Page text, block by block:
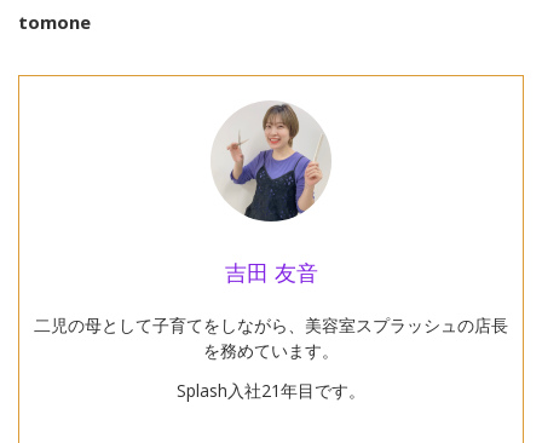
tomone
吉田 友音
二児の母として子育てをしながら、美容室スプラッシュの店長
を務めています。
Splash入社21年目です。